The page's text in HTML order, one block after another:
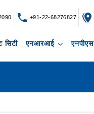
+91-22-68276827
एनआरआई एनपीएस